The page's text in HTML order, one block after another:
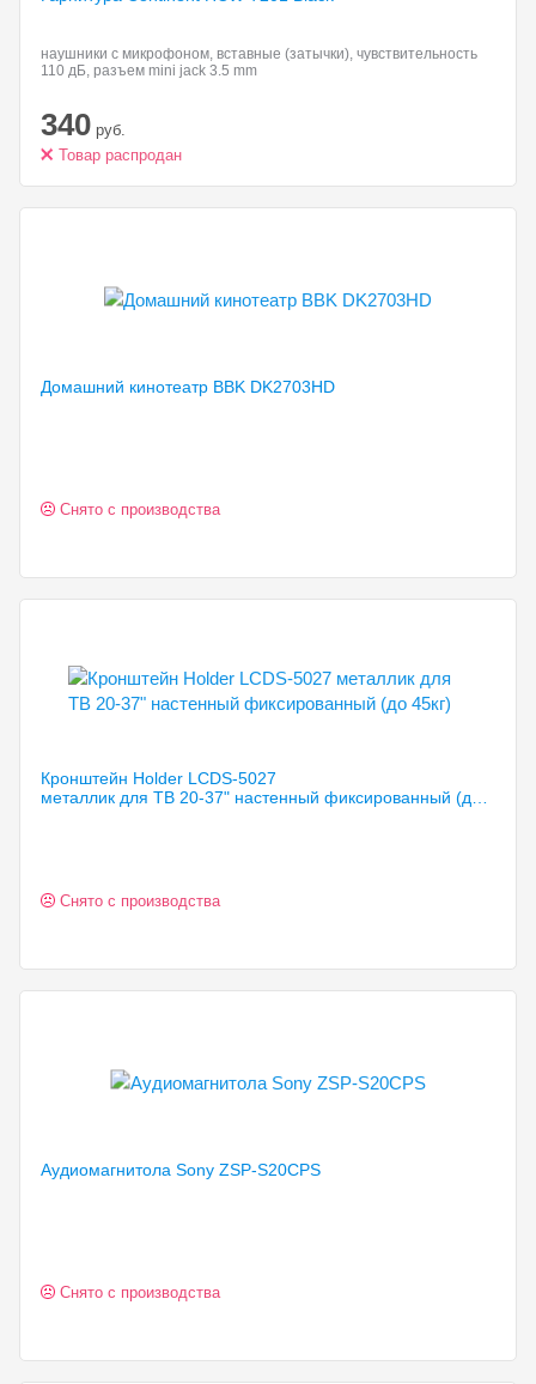
наушники с микрофоном, вставные (затычки), чувствительность
110 дБ, разъем mini jack 3.5 mm
340 руб.
Товар распродан
Домашний кинотеатр BBK DK2703HD
Снято с производства
Кронштейн Holder LCDS-5027
Снято с производства
Аудиомагнитола Sony ZSP-S20CPS
Снято с производства